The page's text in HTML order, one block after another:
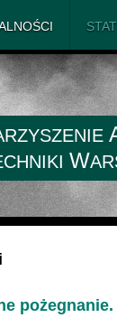
W
pożegnanie.